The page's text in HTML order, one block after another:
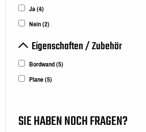
Ja(4)
Nein(2)
Eigenschaften / Zubehör
Bordwand(5)
Plane(5)
SIE HABEN NOCH FRAGEN?